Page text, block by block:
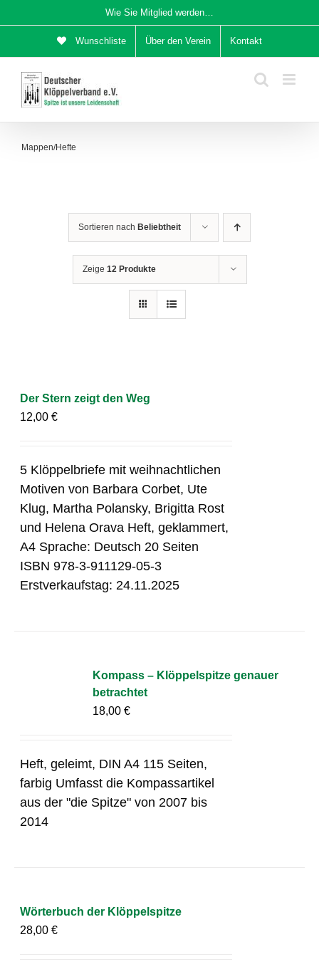
Inhalt
Wie Sie Mitglied werden…
Wunschliste Über den Verein Kontakt
Mappen/Hefte
Sortieren nach Beliebtheit
Zeige 12 Produkte
Der Stern zeigt den Weg
12,00€
5 Klöppelbriefe mit weihnachtlichen
Motiven von Barbara Corbet, Ute
Klug, Martha Polansky, Brigitta Rost
und Helena Orava Heft, geklammert,
A4 Sprache: Deutsch 20 Seiten
ISBN 978-3-911129-05-3
Erstverkaufstag: 24.11.2025
Kompass – Klöppelspitze genauer
betrachtet
18,00€
Heft, geleimt, DIN A4 115 Seiten,
farbig Umfasst die Kompassartikel
aus der "die Spitze" von 2007 bis
2014
Wörterbuch der Klöppelspitze
28,00€